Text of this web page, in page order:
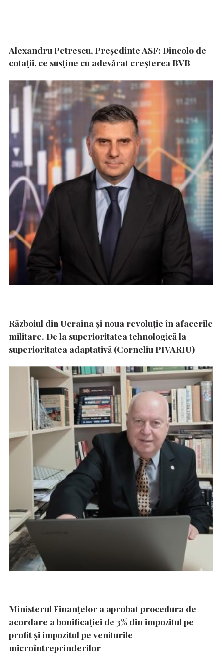
Alexandru Petrescu, Președinte ASF: Dincolo de
cotații, ce susține cu adevărat creșterea BVB
Războiul din Ucraina și noua revoluție în afacerile
militare. De la superioritatea tehnologică la
superioritatea adaptativă (Corneliu PIVARIU)
Ministerul Finanțelor a aprobat procedura de
acordare a bonificației de 3% din impozitul pe
profit și impozitul pe veniturile
microîntreprinderilor